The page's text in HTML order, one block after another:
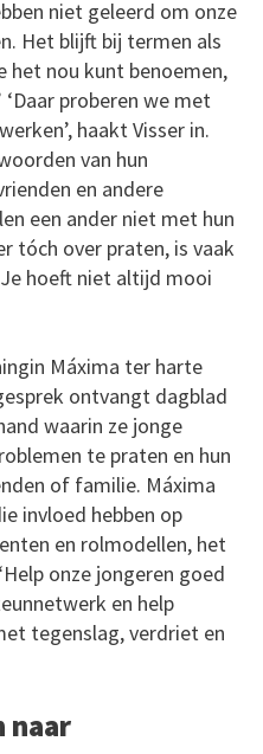
niet geleerd om onze
Het blijft bij termen als
het nou kunt benoemen,
‘Daar proberen we met
haakt Visser in.
van hun
en andere
een ander niet met hun
tóch over praten, is vaak
hoeft niet altijd mooi
Máxima ter harte
ontvangt dagblad
waarin ze jonge
te praten en hun
of familie. Máxima
invloed hebben op
en rolmodellen, het
onze jongeren goed
en help
tegenslag, verdriet en
naar